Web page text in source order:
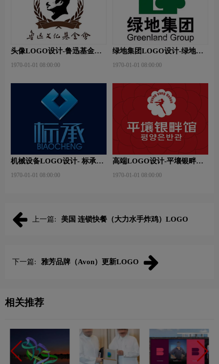
头像LOGO设计-鲁迅基金会
1970-01-01 08:00:00
绿地集团LOGO设计-绿地集
1970-01-01 08:00:00
机械设备LOGO设计- 标承机
1970-01-01 08:00:00
高端LOGO设计-平壤银畔馆
1970-01-01 08:00:00
上一篇: 美国 连锁快餐（大力水手炸鸡）LOGO
下一篇: 雅芳品牌（Avon）更新LOGO
相关推荐